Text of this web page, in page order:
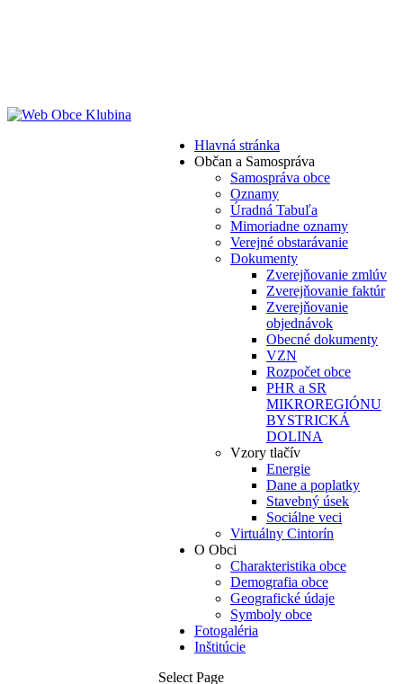
Hlavná stránka
Občan a Samospráva
Samospráva obce
Oznamy
Úradná Tabuľa
Mimoriadne oznamy
Verejné obstarávanie
Dokumenty
Zverejňovanie zmlúv
Zverejňovanie faktúr
Zverejňovanie
objednávok
Obecné dokumenty
VZN
Rozpočet obce
PHR a SR
MIKROREGIÓNU
BYSTRICKÁ
DOLINA
Vzory tlačív
Energie
Dane a poplatky
Stavebný úsek
Sociálne veci
Virtuálny Cintorín
O Obci
Charakteristika obce
Demografia obce
Geografické údaje
Symboly obce
Fotogaléria
Inštitúcie
Select Page